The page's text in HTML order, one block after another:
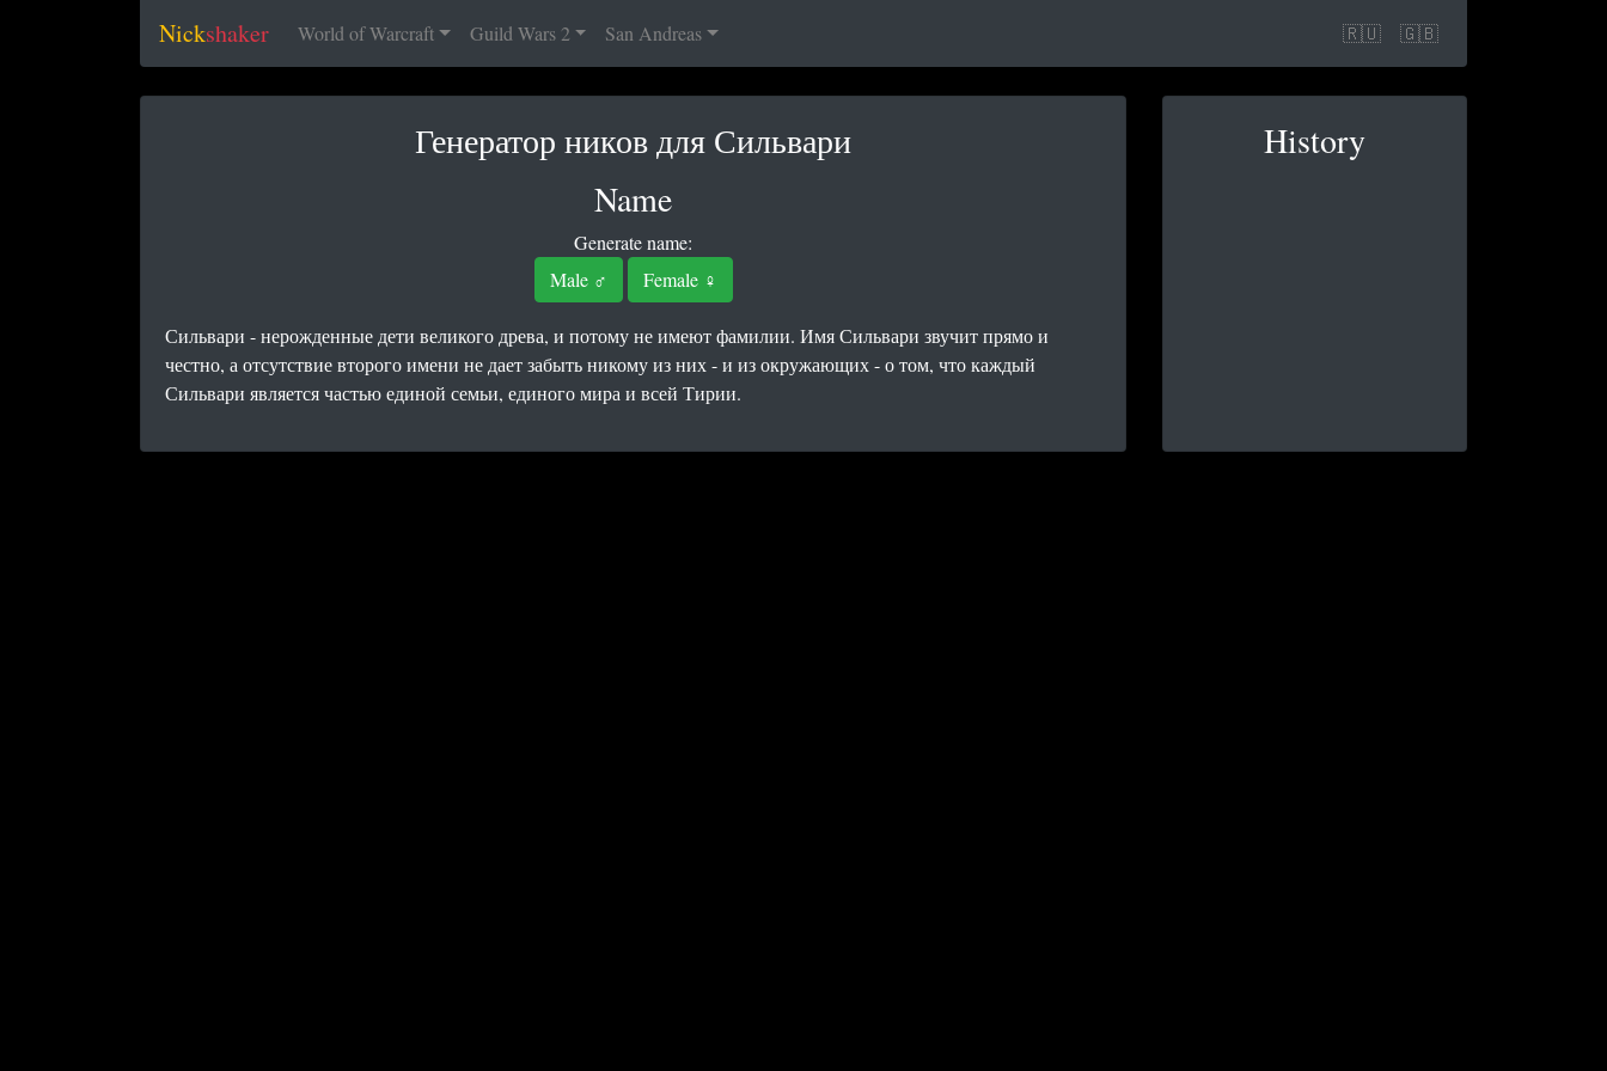
Nickshaker World of Warcraft Guild Wars 2 San Andreas 🇷🇺 🇬🇧
Генератор ников для Сильвари
Name
Generate name:
Male ♂
Female ♀
Сильвари - нерожденные дети великого древа, и потому не имеют фамилии. Имя Сильвари звучит прямо и
честно, а отсутствие второго имени не дает забыть никому из них - и из окружающих - о том, что каждый
Сильвари является частью единой семьи, единого мира и всей Тирии.
History